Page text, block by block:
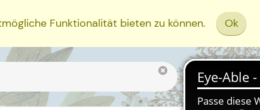
Funktionalität bieten zu können. Ok